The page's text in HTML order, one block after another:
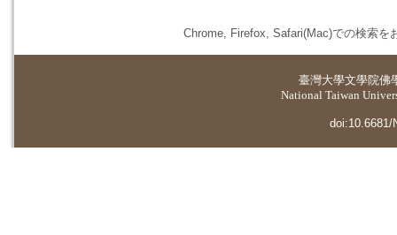
Chrome, Firefox, Safari(Mac)での検索を
臺灣大學文學院佛
National Taiwan
doi:10.6681/